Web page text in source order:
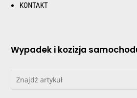
KONTAKT
Wypadek i kozizja